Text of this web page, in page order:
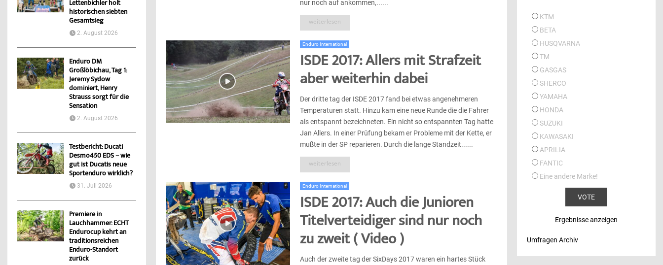
nur noch auf ankommen,......
weiterlesen
Enduro International
ISDE 2017: Allers mit Strafzeit
aber weiterhin dabei
Der dritte tag der ISDE 2017 fand bei etwas angenehmeren
Temperaturen statt. Hinzu kam eine neue Runde die die Fahrer
als entspannt bezeichneten. Ein nicht so entspannten Tag hatte
Jan Allers. In einer Prüfung bekam er Probleme mit der Kette, er
mußte in der SP reparieren. Durch die lange Standzeit......
weiterlesen
Enduro International
ISDE 2017: Auch die Junioren
Titelverteidiger sind nur noch
zu zweit ( Video )
Auch der zweite tag der SixDays 2017 waren ein hartes Stück
Lettenbichler holt
historischen siebten
Gesamtsieg
2. August 2026
Enduro DM
Großlöbichau, Tag 1:
Jeremy Sydow
dominiert, Henry
Strauss sorgt für die
Sensation
2. August 2026
Testbericht: Ducati
Desmo450 EDS – wie
gut ist Ducatis neue
Sportenduro wirklich?
31. Juli 2026
Premiere in
Lauchhammer: ECHT
Endurocup kehrt an
traditionsreichen
Enduro-Standort
zurück
KTM
BETA
HUSQVARNA
TM
GASGAS
SHERCO
YAMAHA
HONDA
SUZUKI
KAWASAKI
APRILIA
FANTIC
Eine andere Marke!
Ergebnisse anzeigen
Umfragen Archiv